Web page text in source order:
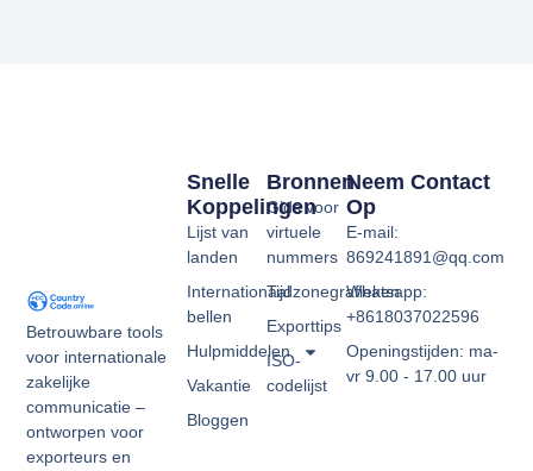
Betrouwbare tools
voor internationale
zakelijke
communicatie –
ontworpen voor
exporteurs en
Bronnen
Gids voor
virtuele
nummers
Tijdzonegrafieken
Exporttips
ISO-
codelijst
Snelle
Koppelingen
Lijst van
landen
Internationaal
bellen
Hulpmiddelen
Vakantie
Bloggen
Neem Contact
Op
E-mail:
869241891@qq.com
Whatsapp:
+8618037022596
Openingstijden: ma-
vr 9.00 - 17.00 uur